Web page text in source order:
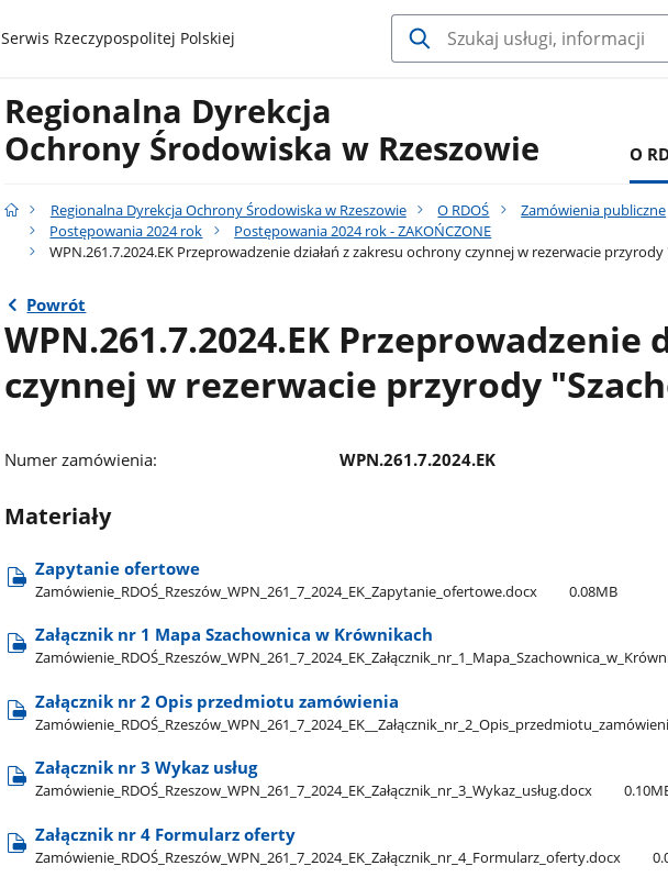
gov.pl
Serwis Rzeczypospolitej Polskiej
Regionalna Dyrekcja
Ochrony Środowiska w Rzeszowie
O
Regionalna Dyrekcja Ochrony Środowiska w Rzeszowie O RDOŚ Zamówienia publiczne
Postępowania 2024 rok
Postępowania 2024 rok - ZAKOŃCZONE
WPN.261.7.2024.EK Przeprowadzenie działań z zakresu ochrony czynnej w rezerwacie
Powrót
WPN.261.7.2024.EK
czynnej w rezerwacie przyrody
Numer zamówienia: WPN.261.7.2024.EK
Materiały
Zapytanie ofertowe
Zamówienie​_RDOŚ​_Rzeszów​_WPN​_261​_7​_2024​_EK​_Zapytanie​_ofertowe.docx 0.08MB
Załącznik nr 1 Mapa Szachownica w Krównikach
Załącznik nr 2 Opis przedmiotu zamówienia
Załącznik nr 3 Wykaz usług
Zamówienie​_RDOŚ​_Rzeszow​_WPN​_261​_7​_2024​_EK​_Załącznik​_nr​_3​_Wykaz​_usług.docx
Załącznik nr 4 Formularz oferty
Zamówienie​_RDOŚ​_Rzeszów​_WPN​_261​_7​_2024​_EK​_Załącznik​_nr​_4​_Formularz​_oferty.docx